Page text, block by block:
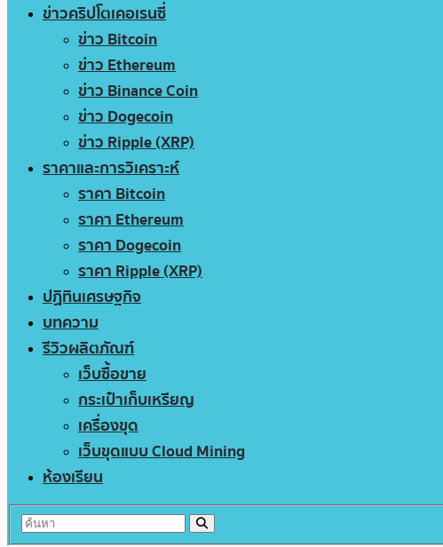
ข่าวคริปโตเคอเรนซี่
ข่าว Bitcoin
ข่าว Ethereum
ข่าว Binance Coin
ข่าว Dogecoin
ข่าว Ripple (XRP)
ราคาและการวิเคราะห์
ราคา Bitcoin
ราคา Ethereum
ราคา Dogecoin
ราคา Ripple (XRP)
ปฏิทินเศรษฐกิจ
บทความ
รีวิวผลิตภัณฑ์
เว็บซื้อขาย
กระเป๋าเก็บเหรียญ
เครื่องขุด
เว็บขุดแบบ Cloud Mining
ห้องเรียน